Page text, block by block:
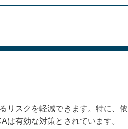
リスクを軽減できます。特に、依
有効な対策とされています。